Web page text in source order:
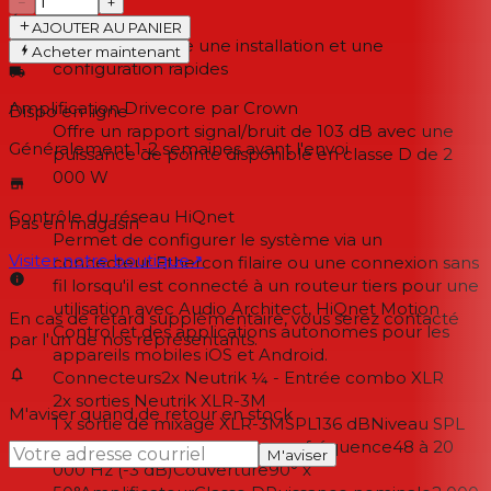
Écran LCD
Prend en charge une installation et une
configuration rapides
Amplification Drivecore par Crown
Offre un rapport signal/bruit de 103 dB avec une
puissance de pointe disponible en classe D de 2
000 W
Contrôle du réseau HiQnet
Permet de configurer le système via un
connecteur Ethercon filaire ou une connexion sans
fil lorsqu'il est connecté à un routeur tiers pour une
utilisation avec Audio Architect, HiQnet Motion
Control et des applications autonomes pour les
appareils mobiles iOS et Android.
Connecteurs2x Neutrik ¼ - Entrée combo XLR
2x sorties Neutrik XLR-3M
1 x sortie de mixage XLR-3MSPL136 dBNiveau SPL
maximum136 dBFréponse en fréquence48 à 20
000 Hz (-3 dB)Couverture90° x
AJOUTER AU PANIER
Acheter maintenant
Dispo en ligne
Généralement 1-2 semainesavant l'envoi
Pas en magasin
Visiter notre boutique↗
En cas de retard supplémentaire, vous serez contacté
par l'un de nos représentants.
M'aviser quand de retour en stock
M'aviser